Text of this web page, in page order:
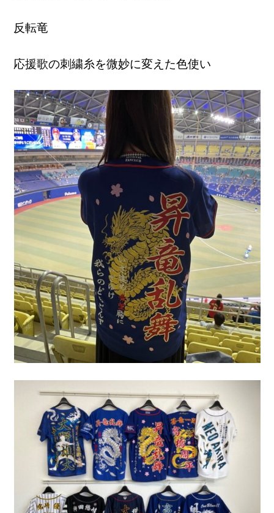
反転竜
応援歌の刺繍糸を微妙に変えた色使い